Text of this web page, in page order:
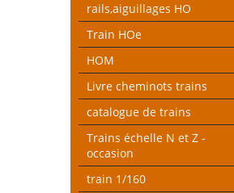
rails,aiguillages HO
Train HOe
HOM
Livre cheminots trains
catalogue de trains
Trains échelle N et Z -
occasion
train 1/160